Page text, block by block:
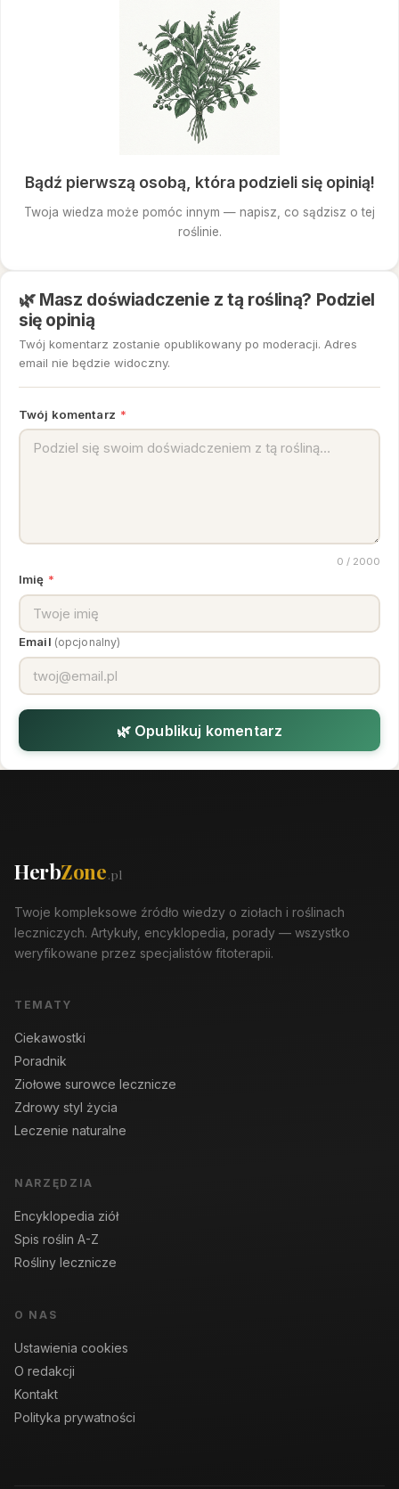
Bądź pierwszą osobą, która podzieli się opinią!
Twoja wiedza może pomóc innym — napisz, co sądzisz o tej
roślinie.
🌿 Masz doświadczenie z tą rośliną? Podziel
się opinią
Twój komentarz zostanie opublikowany po moderacji. Adres
email nie będzie widoczny.
Twój komentarz *
0 / 2000
Imię *
Email (opcjonalny)
🌿 Opublikuj komentarz
HerbZone.pl
Twoje kompleksowe źródło wiedzy o ziołach i roślinach
leczniczych. Artykuły, encyklopedia, porady — wszystko
weryfikowane przez specjalistów fitoterapii.
TEMATY
Ciekawostki
Poradnik
Ziołowe surowce lecznicze
Zdrowy styl życia
Leczenie naturalne
NARZĘDZIA
Encyklopedia ziół
Spis roślin A-Z
Rośliny lecznicze
O NAS
Ustawienia cookies
O redakcji
Kontakt
Polityka prywatności